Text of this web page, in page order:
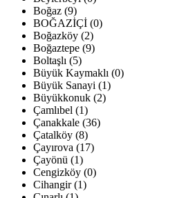
Boğaz (9)
BOĞAZİÇİ (0)
Boğazköy (2)
Boğaztepe (9)
Boltaşlı (5)
Büyük Kaymaklı (0)
Büyük Sanayi (1)
Büyükkonuk (2)
Çamlıbel (1)
Çanakkale (36)
Çatalköy (8)
Çayırova (17)
Çayönü (1)
Cengizköy (0)
Cihangir (1)